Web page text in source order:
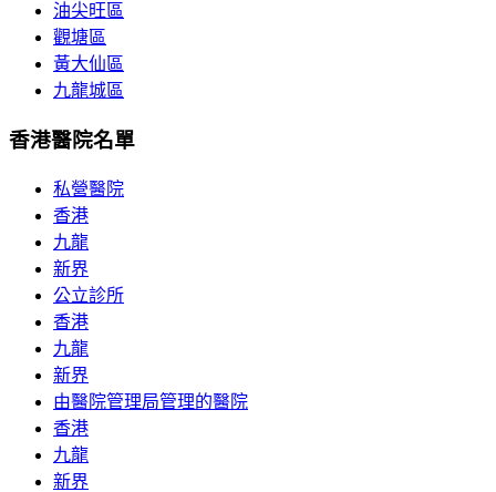
油尖旺區
觀塘區
黃大仙區
九龍城區
香港醫院名單
私營醫院
香港
九龍
新界
公立診所
香港
九龍
新界
由醫院管理局管理的醫院
香港
九龍
新界